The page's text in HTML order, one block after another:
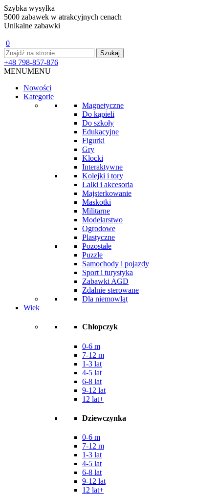
Szybka wysyłka
5000 zabawek w atrakcyjnych cenach
Unikalne zabawki
0
+48 798-857-876
MENUMENU
Nowości
Kategorie
Magnetyczne
Do kąpieli
Do szkoły
Edukacyjne
Figurki
Gry
Klocki
Interaktywne
Kolejki i tory
Lalki i akcesoria
Majsterkowanie
Maskotki
Militarne
Modelarstwo
Ogrodowe
Plastyczne
Pozostałe
Puzzle
Samochody i pojazdy
Sport i turystyka
Zabawki AGD
Zdalnie sterowane
Dla niemowląt
Wiek
Chłopczyk
0-6 m
7-12 m
1-3 lat
4-5 lat
6-8 lat
9-12 lat
12 lat+
Dziewczynka
0-6 m
7-12 m
1-3 lat
4-5 lat
6-8 lat
9-12 lat
12 lat+